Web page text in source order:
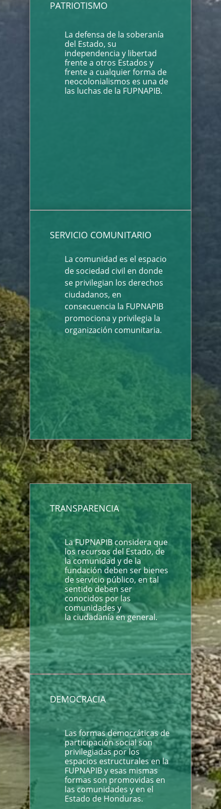
PATRIOTISMO
La defensa de la soberanía
del Estado, su
independencia y libertad
frente a otros Estados y
frente a cualquier forma de
neocolonialismos es una de
las luchas de la FUPNAPIB.
SERVICIO COMUNITARIO
La comunidad es el espacio
de sociedad civil en donde
se privilegian los derechos
ciudadanos, en
consecuencia la FUPNAPIB
promociona y privilegia la
organización comunitaria.
TRANSPARENCIA
La FUPNAPIB considera que
los recursos del Estado, de
la comunidad y de la
fundación deben ser bienes
de servicio público, en tal
sentido deben ser
conocidos por las
comunidades y
la ciudadanía en general.
DEMOCRACIA
Las formas democráticas de
participación social son
privilegiadas por los
espacios estructurales en la
FUPNAPIB y esas mismas
formas son promovidas en
las comunidades y en el
Estado de Honduras.